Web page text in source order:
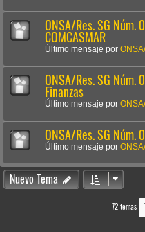
ONSA/Res. SG Núm.
COMCASMAR
Último mensaje por
ONSA/Res. SG Núm.
Finanzas
Último mensaje por
ONSA/Res. SG Núm.
Último mensaje por
Nuevo Tema
72 temas